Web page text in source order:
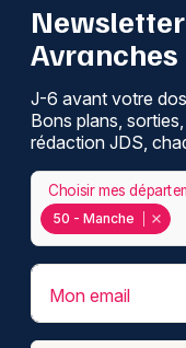
Avranches
J-6 avant votre
Bons plans,
rédaction JDS,
50 - Manche
Choisir mes
Mon email